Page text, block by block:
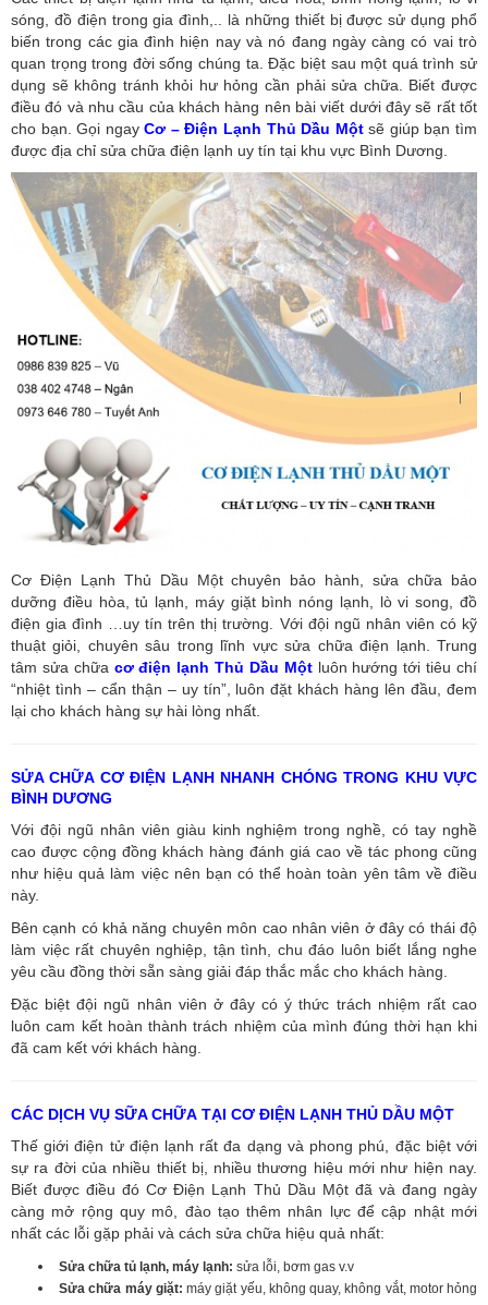
sóng, đồ điện trong gia đình,.. là những thiết bị được sử dụng phổ
biến trong các gia đình hiện nay và nó đang ngày càng có vai trò
quan trọng trong đời sống chúng ta. Đặc biệt sau một quá trình sử
dụng sẽ không tránh khỏi hư hỏng cần phải sửa chữa. Biết được
điều đó và nhu cầu của khách hàng nên bài viết dưới đây sẽ rất tốt
cho bạn. Gọi ngayCơ – Điện Lạnh Thủ Dầu Một sẽ giúp bạn tìm
được địa chỉ sửa chữa điện lạnh uy tín tại khu vực Bình Dương.
Cơ Điện Lạnh Thủ Dầu Một chuyên bảo hành, sửa chữa bảo
dưỡng điều hòa, tủ lạnh, máy giặt bình nóng lạnh, lò vi song, đồ
điện gia đình …uy tín trên thị trường. Với đội ngũ nhân viên có kỹ
thuật giỏi, chuyên sâu trong lĩnh vực sửa chữa điện lạnh. Trung
tâm sửa chữa cơ điện lạnh Thủ Dầu Mộtluôn hướng tới tiêu chí
“nhiệt tình – cẩn thận – uy tín”, luôn đặt khách hàng lên đầu, đem
lại cho khách hàng sự hài lòng nhất.
SỬA CHỮA CƠ ĐIỆN LẠNH NHANH CHÓNG TRONG KHU VỰC
BÌNH DƯƠNG
Với đội ngũ nhân viên giàu kinh nghiệm trong nghề, có tay nghề
cao được cộng đồng khách hàng đánh giá cao về tác phong cũng
như hiệu quả làm việc nên bạn có thể hoàn toàn yên tâm về điều
này.
Bên cạnh có khả năng chuyên môn cao nhân viên ở đây có thái độ
làm việc rất chuyên nghiệp, tận tình, chu đáo luôn biết lắng nghe
yêu cầu đồng thời sẵn sàng giải đáp thắc mắc cho khách hàng.
Đặc biệt đội ngũ nhân viên ở đây có ý thức trách nhiệm rất cao
luôn cam kết hoàn thành trách nhiệm của mình đúng thời hạn khi
đã cam kết với khách hàng.
CÁC DỊCH VỤ SỮA CHỮA TẠI CƠ ĐIỆN LẠNH THỦ DẦU MỘT
Thế giới điện tử điện lạnh rất đa dạng và phong phú, đặc biệt với
sự ra đời của nhiều thiết bị, nhiều thương hiệu mới như hiện nay.
Biết được điều đó Cơ Điện Lạnh Thủ Dầu Một đã và đang ngày
càng mở rộng quy mô, đào tạo thêm nhân lực để cập nhật mới
nhất các lỗi gặp phải và cách sửa chữa hiệu quả nhất:
Sửa chữa tủ lạnh, máy lạnh: sửa lỗi, bơm gas v.v
Sửa chữa máy giặt:máy giặt yếu, không quay, không vắt, motor hỏng